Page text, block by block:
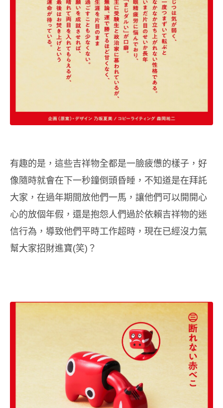
有趣的是，這些吉祥物全都是一臉疲憊的樣子，好
像隨時就會在下一秒鐘倒頭昏睡，不知道是在拜託
大家，在過年期間放他們一馬，讓他們可以開開心
心的放個年假，還是抱怨人們過於依賴吉祥物的迷
信行為，導致他們平時工作超時，現在已經沒力氣
幫大家招財進寶(笑)？